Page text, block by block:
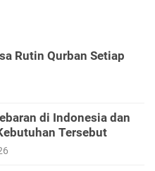
Rutin Qurban Setiap
di Indonesia dan
Tersebut